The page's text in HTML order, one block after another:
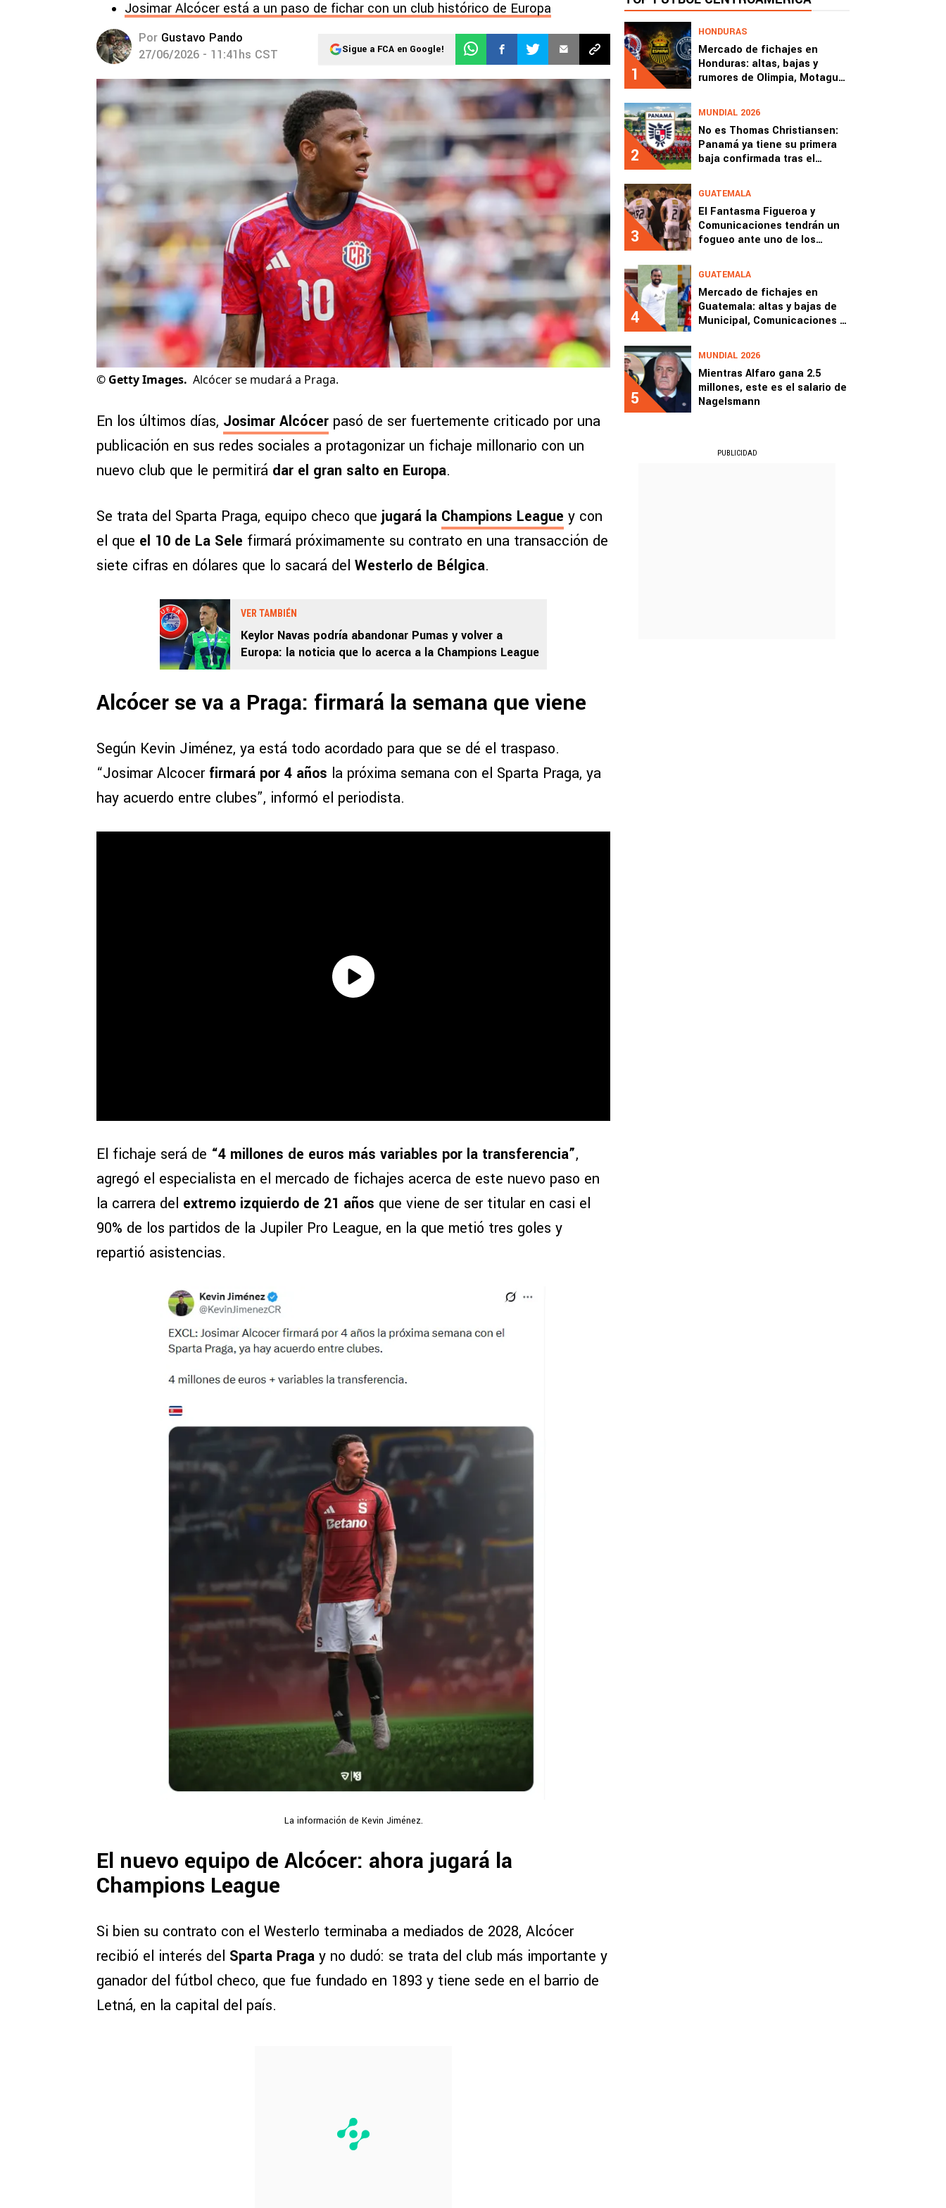
Josimar Alcócer está a un paso de fichar con un club histórico de Europa
Por Gustavo Pando
27/06/2026 - 11:41hs CST
Sigue a FCA en Google!
© Getty Images. Alcócer se mudará a Praga.
En los últimos días, Josimar Alcócer pasó de ser fuertemente criticado por una
publicación en sus redes sociales a protagonizar un fichaje millonario con un
nuevo club que le permitirá dar el gran salto en Europa.
Se trata del Sparta Praga, equipo checo que jugará la Champions League y con
el que el 10 de La Sele firmará próximamente su contrato en una transacción de
siete cifras en dólares que lo sacará del Westerlo de Bélgica.
VER TAMBIÉN
Keylor Navas podría abandonar Pumas y volver a
Europa: la noticia que lo acerca a la Champions League
Alcócer se va a Praga: firmará la semana que viene
Según Kevin Jiménez, ya está todo acordado para que se dé el traspaso.
“Josimar Alcocer firmará por 4 años la próxima semana con el Sparta Praga, ya
hay acuerdo entre clubes”, informó el periodista.
El fichaje será de “4 millones de euros más variables por la transferencia”,
agregó el especialista en el mercado de fichajes acerca de este nuevo paso en
la carrera del extremo izquierdo de 21 años que viene de ser titular en casi el
90% de los partidos de la Jupiler Pro League, en la que metió tres goles y
repartió asistencias.
La información de Kevin Jiménez.
El nuevo equipo de Alcócer: ahora jugará la
Champions League
Si bien su contrato con el Westerlo terminaba a mediados de 2028, Alcócer
recibió el interés del Sparta Praga y no dudó: se trata del club más importante y
ganador del fútbol checo, que fue fundado en 1893 y tiene sede en el barrio de
Letná, en la capital del país.
1
HONDURAS
Mercado de fichajes en
Honduras: altas, bajas y
rumores de Olimpia, Motagua
2
MUNDIAL 2026
No es Thomas Christiansen:
Panamá ya tiene su primera
baja confirmada tras el
3
GUATEMALA
El Fantasma Figueroa y
Comunicaciones tendrán un
fogueo ante uno de los
4
GUATEMALA
Mercado de fichajes en
Guatemala: altas y bajas de
Municipal, Comunicaciones y
2026
5
MUNDIAL 2026
Mientras Alfaro gana 2.5
millones, este es el salario de
Nagelsmann
PUBLICIDAD